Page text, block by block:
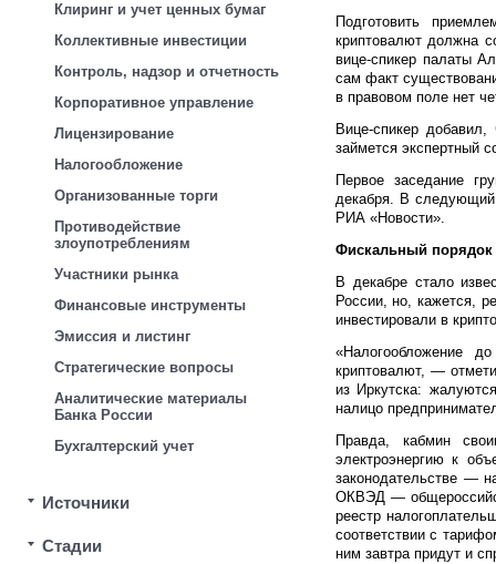
Клиринг и учет ценных бумаг
Коллективные инвестиции
Контроль, надзор и отчетность
Корпоративное управление
Лицензирование
Налогообложение
Организованные торги
Противодействие
злоупотреблениям
Участники рынка
Финансовые инструменты
Эмиссия и листинг
Стратегические вопросы
Аналитические материалы
Банка России
Бухгалтерский учет
Источники
Стадии
Подготовить
криптовалют должна
вице-спикер палаты
сам факт
в правовом поле нет
Вице-спикер
займется экспертный
Первое заседание
декабря. В следующий
РИА «Новости».
Фискальный порядок
В декабре стало
России, но, кажется,
инвестировали в
«Налогообложение
криптовалют, —
из Иркутска:
налицо
Правда, кабмин
электроэнергию к
законодательстве —
ОКВЭД —
реестр
соответствии с
ним завтра придут и